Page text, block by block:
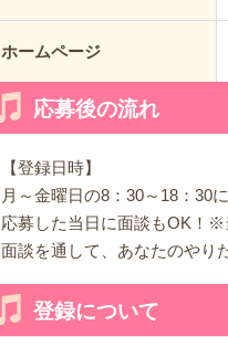
ホームページ
応募後の流れ
【登録日時】
月～金曜日の8：30～18：30
応募した当日に面談もOK！※
面談を通して、あなたのやり
登録について